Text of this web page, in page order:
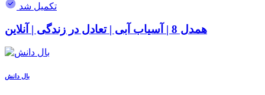
تکمیل شد
همدل 8 | آسیاب آبی | تعادل در زندگی | آنلاین
بال دانش